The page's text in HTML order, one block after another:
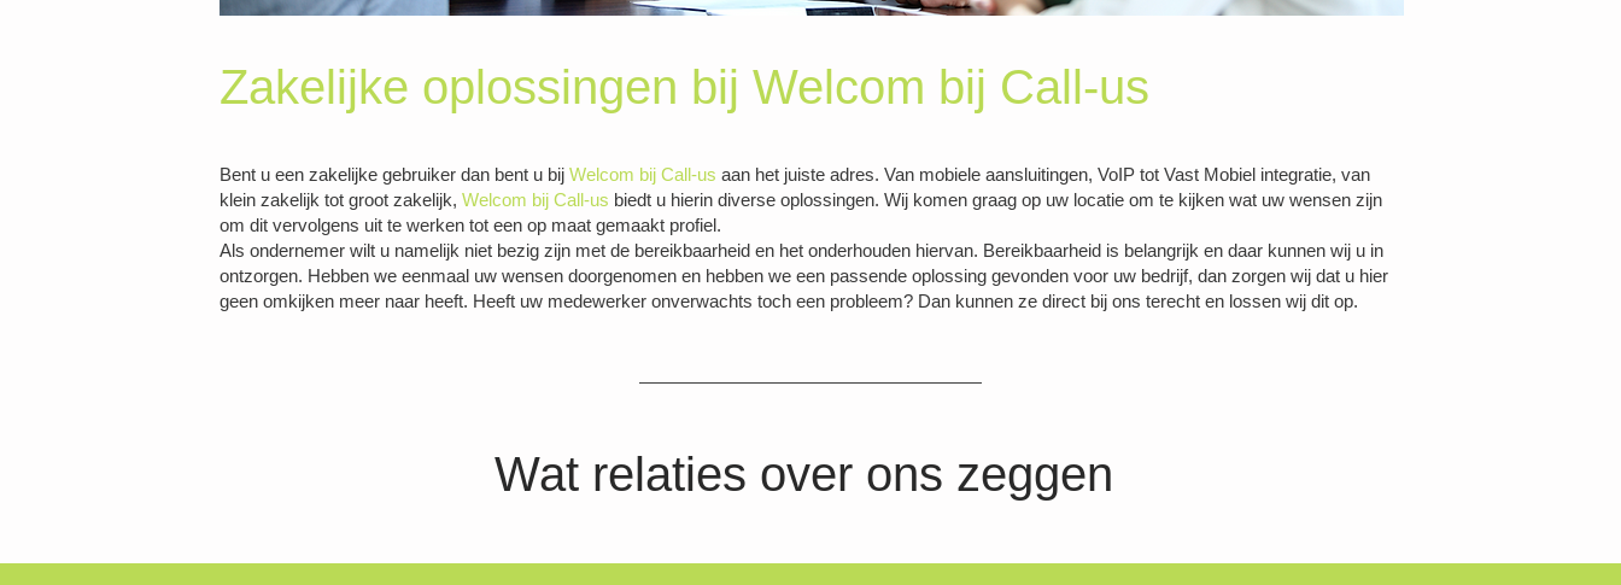
Zakelijke oplossingen bij Welcom bij Call-us
Bent u een zakelijke gebruiker dan bent u bij Welcom bij Call-us aan het juiste adres. Van mobiele aansluitingen, VoIP tot Vast Mobiel integratie, van
klein zakelijk tot groot zakelijk, Welcom bij Call-us biedt u hierin diverse oplossingen. Wij komen graag op uw locatie om te kijken wat uw wensen zijn
om dit vervolgens uit te werken tot een op maat gemaakt profiel.
Als ondernemer wilt u namelijk niet bezig zijn met de bereikbaarheid en het onderhouden hiervan. Bereikbaarheid is belangrijk en daar kunnen wij u in
ontzorgen. Hebben we eenmaal uw wensen doorgenomen en hebben we een passende oplossing gevonden voor uw bedrijf, dan zorgen wij dat u hier
geen omkijken meer naar heeft. Heeft uw medewerker onverwachts toch een probleem? Dan kunnen ze direct bij ons terecht en lossen wij dit op.
Wat relaties over ons zeggen